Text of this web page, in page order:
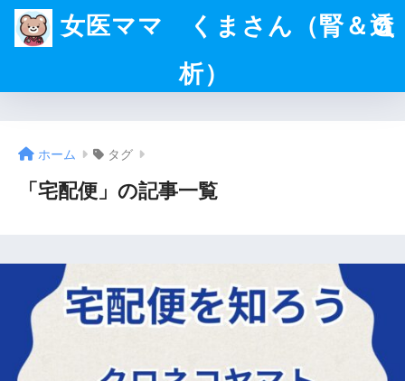
女医ママ くまさん（腎＆透
析）
ホーム タグ
「宅配便」の記事一覧